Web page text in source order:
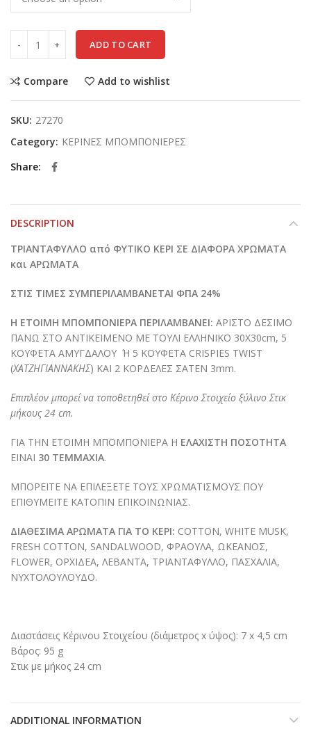
ADD TO CART
Compare Add to wishlist
SKU: 27270
Category: ΚΕΡΙΝΕΣ ΜΠΟΜΠΟΝΙΕΡΕΣ
Share
DESCRIPTION
ΤΡΙΑΝΤΑΦΥΛΛΟ από ΦΥΤΙΚΟ ΚΕΡΙ ΣΕ ΔΙΑΦΟΡΑ ΧΡΩΜΑΤΑ
και ΑΡΩΜΑΤΑ
ΣΤΙΣ ΤΙΜΕΣ ΣΥΜΠΕΡΙΛΑΜΒΑΝΕΤΑΙ ΦΠΑ 24%
Η ΕΤΟΙΜΗ ΜΠΟΜΠΟΝΙΕΡΑ ΠΕΡΙΛΑΜΒΑΝΕΙ: ΑΡΙΣΤΟ ΔΕΣΙΜΟ
ΠΑΝΩ ΣΤΟ ΑΝΤΙΚΕΙΜΕΝΟ ΜΕ ΤΟΥΛΙ ΕΛΛΗΝΙΚΟ 30Χ30cm, 5
ΚΟΥΦΕΤΑ ΑΜΥΓΔΑΛΟΥ Ή 5 ΚΟΥΦΕΤΑ CRISPIES TWIST
(ΧΑΤΖΗΓΙΑΝΝΑΚΗΣ) ΚΑΙ 2 ΚΟΡΔΕΛΕΣ ΣΑΤΕΝ 3mm.
Επιπλέον μπορεί να τοποθετηθεί στο Κέρινο Στοιχείο ξύλινο Στικ
μήκους 24 cm.
ΓΙΑ ΤΗΝ ΕΤΟΙΜΗ ΜΠΟΜΠΟΝΙΕΡΑ Η ΕΛΑΧΙΣΤΗ ΠΟΣΟΤΗΤΑ
ΕΙΝΑΙ 30 ΤΕΜΜΑΧΙΑ.
ΜΠΟΡΕΙΤΕ ΝΑ ΕΠΙΛΕΞΕΤΕ ΤΟΥΣ ΧΡΩΜΑΤΙΣΜΟΥΣ ΠΟΥ
ΕΠΙΘΥΜΕΙΤΕ ΚΑΤΟΠΙΝ ΕΠΙΚΟΙΝΩΝΙΑΣ.
ΔΙΑΘΕΣΙΜΑ ΑΡΩΜΑΤΑ ΓΙΑ ΤΟ ΚΕΡΙ: COTTON, WHITE MUSK,
FRESH COTTON, SANDALWOOD, ΦΡΑΟΥΛΑ, ΩΚΕΑΝΟΣ,
FLOWER, ΟΡΧΙΔΕΑ, ΛΕΒΑΝΤΑ, ΤΡΙΑΝΤΑΦΥΛΛΟ, ΠΑΣΧΑΛΙΑ,
ΝΥΧΤΟΛΟΥΛΟΥΔΟ.
Διαστάσεις Κέρινου Στοιχείου (διάμετρος x ύψος): 7 x 4,5 cm
Βάρος: 95 g
Στικ με μήκος 24 cm
ADDITIONAL INFORMATION